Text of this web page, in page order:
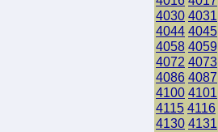
4030 4031
4044 4045
4058 4059
4072 4073
4086 4087
4100 4101
4115 4116
4130 4131